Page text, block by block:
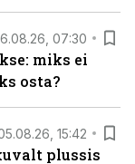
07:30
miks ei
osta?
15:42
plussis